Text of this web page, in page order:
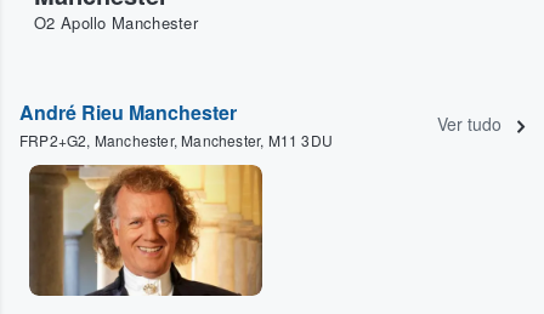
O2 Apollo Manchester
André Rieu Manchester
FRP2+G2, Manchester, Manchester, M11 3DU
Ver tudo